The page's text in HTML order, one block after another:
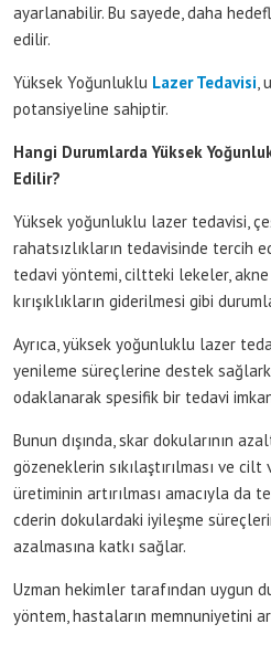
ayarlanabilir. Bu sayede, daha
edilir.
Yüksek Yoğunluklu Lazer Tedavisi,
potansiyeline sahiptir.
Hangi Durumlarda Yüksek
Edilir?
Yüksek yoğunluklu lazer tedavisi,
rahatsızlıkların tedavisinde tercih
tedavi yöntemi, ciltteki lekeler,
kırışıklıkların giderilmesi gibi
Ayrıca, yüksek yoğunluklu lazer
yenileme süreçlerine destek
odaklanarak spesifik bir tedavi
Bunun dışında, skar dokularının
gözeneklerin sıkılaştırılması ve
üretiminin artırılması amacıyla da
cderin dokulardaki iyileşme
azalmasına katkı sağlar.
Uzman hekimler tarafından uygun
yöntem, hastaların memnuniyetini